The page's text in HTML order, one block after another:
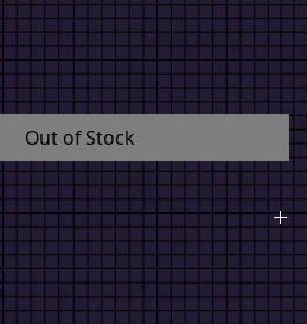
Out of Stock
$ MXN *Shipping in Mexico City $
$ 2000 FREE SHIPPING) Shipping
(Purchase over $ 2000 FREE